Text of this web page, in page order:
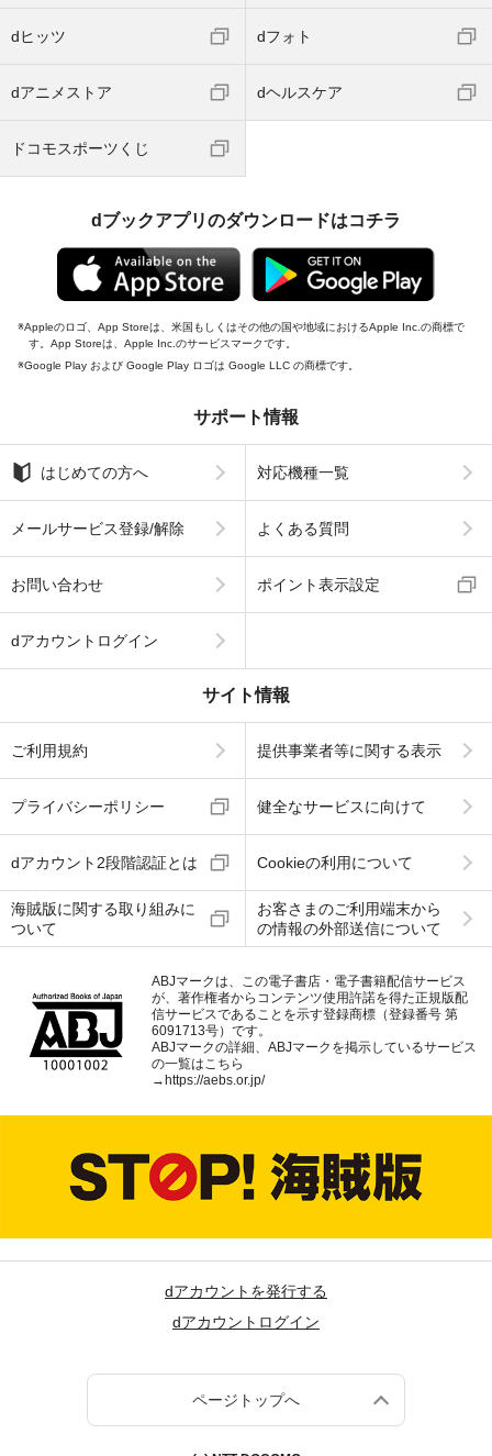
dヒッツ dフォト
dアニメストア dヘルスケア
ドコモスポーツくじ
dブックアプリのダウンロードはコチラ
Appleのロゴ、App Storeは、米国もしくはその他の国や地域におけるApple Inc.の商標で
す。App Storeは、Apple Inc.のサービスマークです。
Google Play および Google Play ロゴは Google LLC の商標です。
サポート情報
はじめての方へ 対応機種一覧
メールサービス登録/解除 よくある質問
お問い合わせ ポイント表示設定
dアカウントログイン
サイト情報
ご利用規約 提供事業者等に関する表示
プライバシーポリシー 健全なサービスに向けて
dアカウント2段階認証とは Cookieの利用について
海賊版に関する取り組みに
ついて
お客さまのご利用端末から
の情報の外部送信について
ABJマークは、この電子書店・電子書籍配信サービス
が、著作権者からコンテンツ使用許諾を得た正規版配
信サービスであることを示す登録商標（登録番号 第
6091713号）です。
ABJマークの詳細、ABJマークを掲示しているサービス
の一覧はこちら
→ https://aebs.or.jp/
dアカウントを発行する
dアカウントログイン
ページトップへ